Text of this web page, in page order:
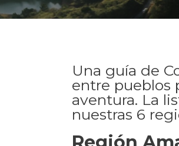
Una guía de
entre pueblos
aventura. La
nuestras 6